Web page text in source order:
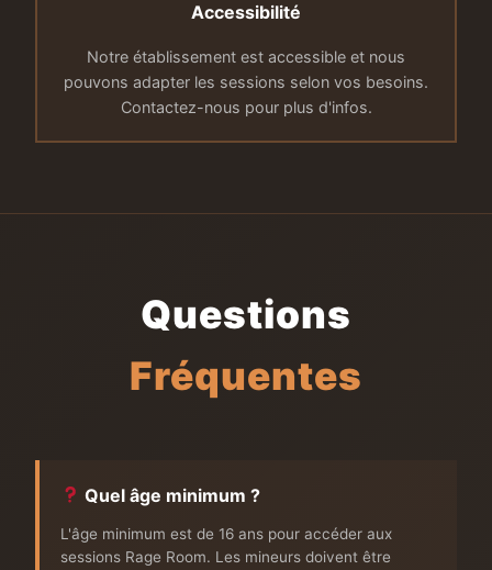
Accessibilité
Notre établissement est accessible et nous
pouvons adapter les sessions selon vos besoins.
Contactez-nous pour plus d'infos.
Questions
Fréquentes
Quel âge minimum ?
L'âge minimum est de 16 ans pour accéder aux
sessions Rage Room. Les mineurs doivent être